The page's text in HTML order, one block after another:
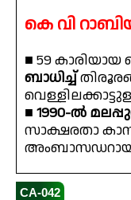
കെ വി
■ 59 കാരിയായ
ബാധിച്ച്
■ 1990-ൽ
സാക്ഷരതാ
CA-042